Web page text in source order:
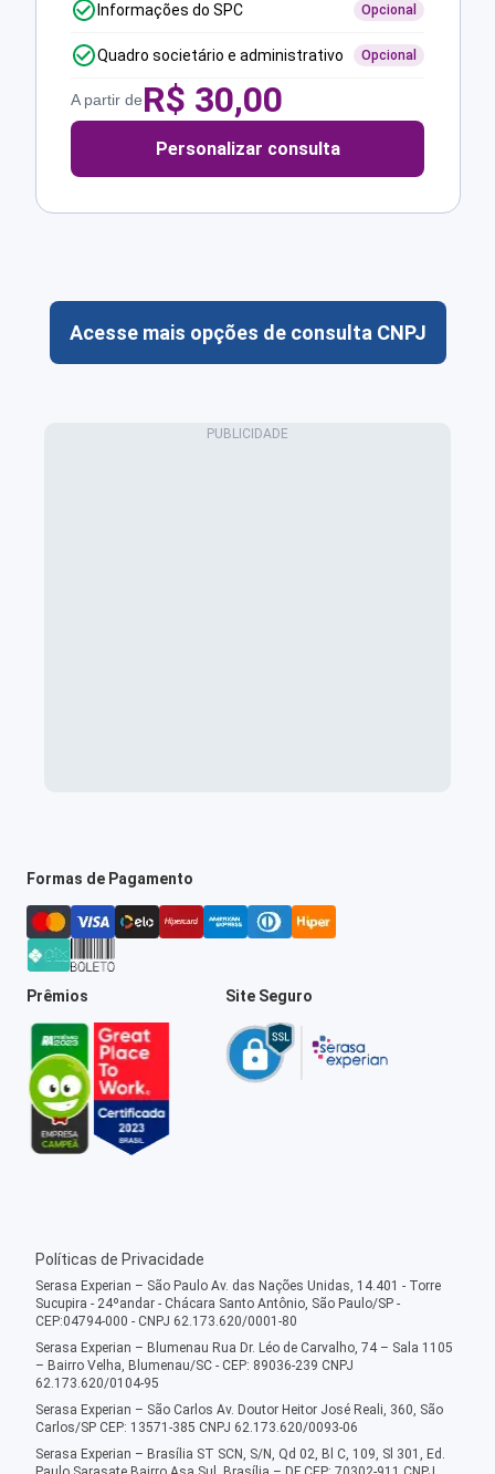
Informações do SPC Opcional
Quadro societário e administrativo Opcional
A partir deR$ 30,00
Personalizar consulta
Acesse mais opções de consulta CNPJ
Formas de Pagamento
Prêmios Site Seguro
Políticas de Privacidade
Serasa Experian – São Paulo Av. das Nações Unidas, 14.401 - Torre
Sucupira - 24ºandar - Chácara Santo Antônio, São Paulo/SP -
CEP:04794-000 - CNPJ 62.173.620/0001-80
Serasa Experian – Blumenau Rua Dr. Léo de Carvalho, 74 – Sala 1105
– Bairro Velha, Blumenau/SC - CEP: 89036-239 CNPJ
62.173.620/0104-95
Serasa Experian – São Carlos Av. Doutor Heitor José Reali, 360, São
Carlos/SP CEP: 13571-385 CNPJ 62.173.620/0093-06
Serasa Experian – Brasília ST SCN, S/N, Qd 02, Bl C, 109, Sl 301, Ed.